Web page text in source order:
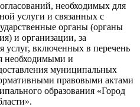
необходимых для
услуги и связанных с
органы (органы
и организации, за
услуг, включенных в перечень
необходимыми и
муниципальных
правовыми актами
образования «Город